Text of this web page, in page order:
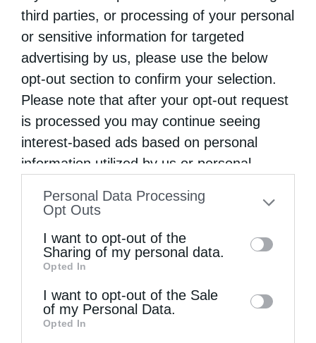
third parties, or processing of your personal
or sensitive information for targeted
advertising by us, please use the below
opt-out section to confirm your selection.
Please note that after your opt-out request
is processed you may continue seeing
interest-based ads based on personal
information utilized by us or personal
to your opt-out. You may separately opt-out
information by third parties on the IAB’s list
of downstream participants. This
information may also be disclosed by us to
third parties on theIAB’s List of
Downstream Participants
Personal Data Processing
Opt Outs
I want to opt-out of the
Sharing of my personal data.
Opted In
I want to opt-out of the Sale
of my Personal Data.
Opted In
ΔΕΙΤΕ ΕΠΙΣΗΣ
Η LEROY MERLIN στηρίζει τον Ελληνικό Ερυθρό
Σταυρό...